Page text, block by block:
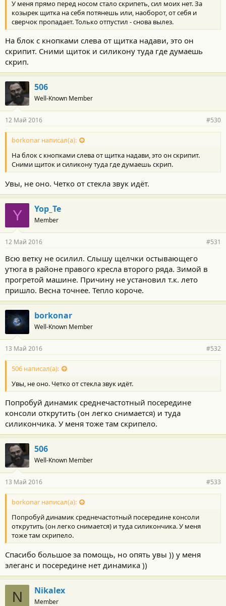
У меня прямо перед носом стало скрипеть, сил моих нет. За
козырек щитка на себя потянешь или, наоборот, от себя и
сверчок пропадает. Только отпустил - снова вылез.
На блок с кнопками слева от щитка надави, это он
скрипит. Сними щиток и силикону туда где думаешь
скрип.
506
Well-Known Member
12 Май 2016 #530
borkonar написал(а):
На блок с кнопками слева от щитка надави, это он скрипит.
Сними щиток и силикону туда где думаешь скрип.
Увы, не оно. Четко от стекла звук идёт.
Y Yop_Te
Member
12 Май 2016 #531
Всю ветку не осилил. Слышу щелчки остывающего
утюга в районе правого кресла второго ряда. Зимой в
прогретой машине. Причину не установил т.к. лето
пришло. Весна точнее. Тепло короче.
borkonar
Well-Known Member
13 Май 2016 #532
506 написал(а):
Увы, не оно. Четко от стекла звук идёт.
Попробуй динамик среднечастотный посередине
консоли открутить (он легко снимается) и туда
силикончика. У меня тоже там скрипело.
506
Well-Known Member
13 Май 2016 #533
borkonar написал(а):
Попробуй динамик среднечастотный посередине консоли
открутить (он легко снимается) и туда силикончика. У меня
тоже там скрипело.
Спасибо большое за помощь, но опять увы )) у меня
элеганс и посередине нет динамика ))
N Nikalex
Member